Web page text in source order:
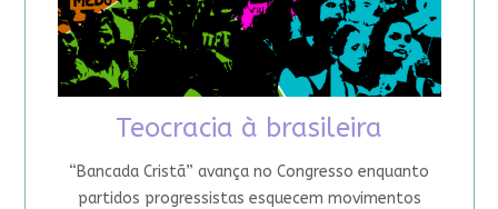
Teocracia à brasileira
“Bancada Cristã” avança no Congresso enquanto
partidos progressistas esquecem movimentos